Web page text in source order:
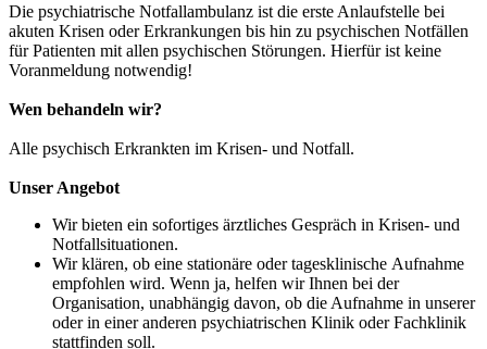
Die psychiatrische Notfallambulanz ist die erste Anlaufstelle bei
akuten Krisen oder Erkrankungen bis hin zu psychischen Notfällen
für Patienten mit allen psychischen Störungen. Hierfür ist keine
Voranmeldung notwendig!
Wen behandeln wir?
Alle psychisch Erkrankten im Krisen- und Notfall.
Unser Angebot
Wir bieten ein sofortiges ärztliches Gespräch in Krisen- und
Notfallsituationen.
Wir klären, ob eine stationäre oder tagesklinische Aufnahme
empfohlen wird. Wenn ja, helfen wir Ihnen bei der
Organisation, unabhängig davon, ob die Aufnahme in unserer
oder in einer anderen psychiatrischen Klinik oder Fachklinik
stattfinden soll.